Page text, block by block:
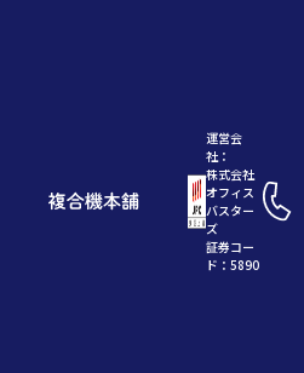
運営会
社：
株式会社
オフィス
バスター
ズ
証券コー
ド：5890